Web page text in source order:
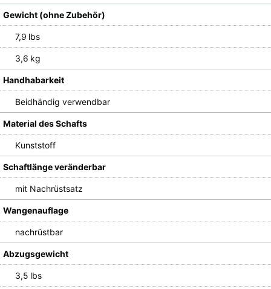
Gewicht (ohne Zubehör)
7,9 lbs
3,6 kg
Handhabarkeit
Beidhändig verwendbar
Material des Schafts
Kunststoff
Schaftlänge veränderbar
mit Nachrüstsatz
Wangenauflage
nachrüstbar
Abzugsgewicht
3,5 lbs